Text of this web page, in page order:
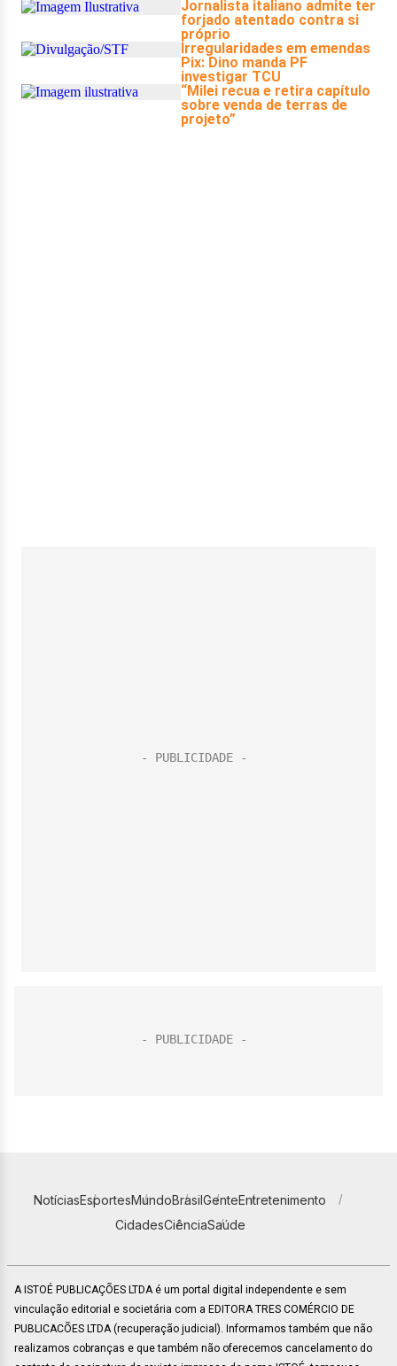
NotíciasEsportesMundoBrasilGenteEntretenimento
CidadesCiênciaSaúde
A ISTOÉ PUBLICAÇÕES LTDA é um portal digital independente e sem
vinculação editorial e societária com a EDITORA TRES COMÉRCIO DE
PUBLICACÕES LTDA (recuperação judicial). Informamos também que não
realizamos cobranças e que também não oferecemos cancelamento do